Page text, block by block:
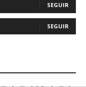
SEGUIR
SEGUIR